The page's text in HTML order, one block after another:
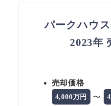
パークハウ
2023年
売却価格
4,000万円 〜